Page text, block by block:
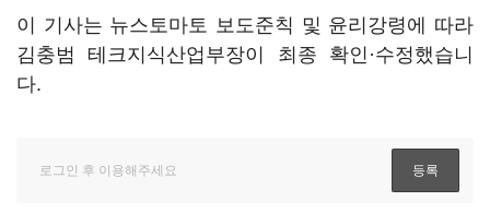
이 기사는 뉴스토마토 보도준칙 및 윤리강령에 따라
김충범 테크지식산업부장이 최종 확인·수정했습니
다.